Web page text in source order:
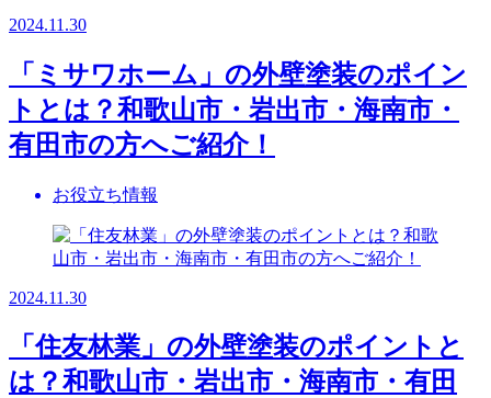
2024.11.30
「ミサワホーム」の外壁塗装のポイン
トとは？和歌山市・岩出市・海南市・
有田市の方へご紹介！
お役立ち情報
2024.11.30
「住友林業」の外壁塗装のポイントと
は？和歌山市・岩出市・海南市・有田